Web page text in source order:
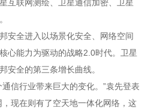
互联网测绘、卫星通信加密、卫星
安全进入以场景化安全、网络空间
心能力为驱动的战略2.0时代。卫星
安全的第三条增长曲线。
信行业带来巨大的变化。”袁先登表
现在则有了空天地一体化网络，这